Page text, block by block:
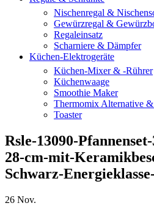
Nischenregal &
Gewürzregal &
Regaleinsatz
Scharniere & Dämpfer
Küchen-Elektrogeräte
Küchen-Mixer & -Rührer
Küchenwaage
Smoothie Maker
Thermomix Alternative
Toaster
Rsle-13090-
28-cm-mit-
Schwarz-
26 Nov.